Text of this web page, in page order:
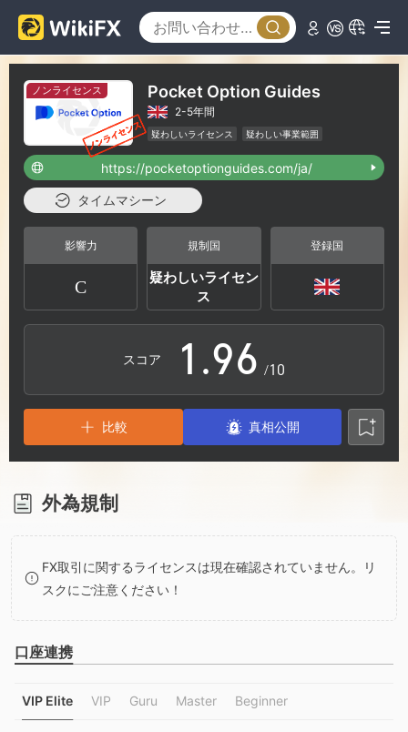
ノンライセンス Pocket Option Guides
2-5年間
疑わしいライセンス
疑わしい事業範囲
ハイリスクレベル
https://pocketoptionguides.com/ja/
タイムマシーン
影響力
C
規制国
疑わしいライセン
ス
登録国
スコア
0
1
2
3
5
6
7
.
3
4
5
7
8
9
0
1
2
4
5
6
7
8
/10
比較 真相公開
外為規制
FX取引に関するライセンスは現在確認されていません。リ
スクにご注意ください！
口座連携
VIP Elite VIP Guru Master Beginner